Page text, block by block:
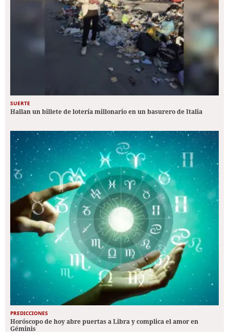
SUERTE
Hallan un billete de lotería millonario en un basurero de Italia
PREDICCIONES
Horóscopo de hoy abre puertas a Libra y complica el amor en
Géminis